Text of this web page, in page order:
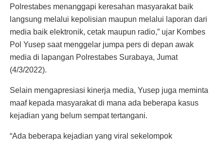
Polrestabes menanggapi keresahan masyarakat baik
langsung melalui kepolisian maupun melalui laporan dari
media baik elektronik, cetak maupun radio,” ujar Kombes
Pol Yusep saat menggelar jumpa pers di depan awak
media di lapangan Polrestabes Surabaya, Jumat
(4/3/2022).
Selain mengapresiasi kinerja media, Yusep juga meminta
maaf kepada masyarakat di mana ada beberapa kasus
kejadian yang belum sempat tertangani.
“Ada beberapa kejadian yang viral sekelompok